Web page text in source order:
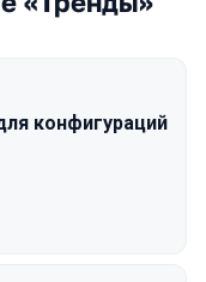
конфигураций